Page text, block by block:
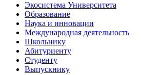
Экосистема Университета
Образование
Наука и инновации
Международная деятельность
Школьнику
Абитуриенту
Студенту
Выпускнику